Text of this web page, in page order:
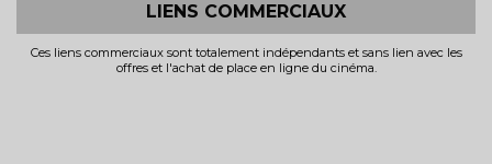
LIENS COMMERCIAUX
Ces liens commerciaux sont totalement indépendants et sans lien avec les
offres et l'achat de place en ligne du cinéma.